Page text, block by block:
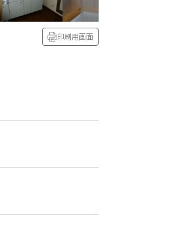
印刷用画面